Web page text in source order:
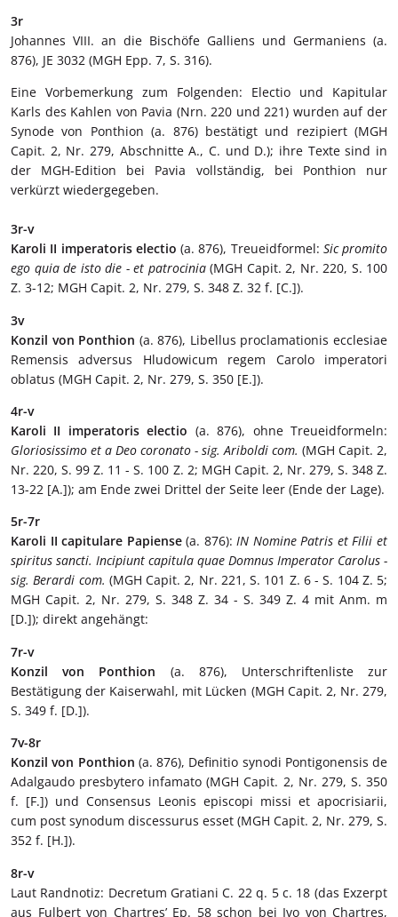
3r
Johannes VIII. an die Bischöfe Galliens und Germaniens (a.
876), JE 3032 (MGH Epp. 7, S. 316).
Eine Vorbemerkung zum Folgenden: Electio und Kapitular
Karls des Kahlen von Pavia (Nrn. 220 und 221) wurden auf der
Synode von Ponthion (a. 876) bestätigt und rezipiert (MGH
Capit. 2, Nr. 279, Abschnitte A., C. und D.); ihre Texte sind in
der MGH-Edition bei Pavia vollständig, bei Ponthion nur
verkürzt wiedergegeben.
3r-v
Karoli II imperatoris electio (a. 876), Treueidformel: Sic promito
ego quia de isto die - et patrocinia(MGH Capit. 2, Nr. 220, S. 100
Z. 3-12; MGH Capit. 2, Nr. 279, S. 348 Z. 32 f. [C.]).
3v
Konzil von Ponthion (a. 876), Libellus proclamationis ecclesiae
Remensis adversus Hludowicum regem Carolo imperatori
oblatus (MGH Capit. 2, Nr. 279, S. 350 [E.]).
4r-v
Karoli II imperatoris electio (a. 876), ohne Treueidformeln:
Gloriosissimo et a Deo coronato - sig. Ariboldi com. (MGH Capit. 2,
Nr. 220, S. 99 Z. 11 - S. 100 Z. 2; MGH Capit. 2, Nr. 279, S. 348 Z.
13-22 [A.]); am Ende zwei Drittel der Seite leer (Ende der Lage).
5r-7r
Karoli II capitulare Papiense(a. 876):IN Nomine Patris et Filii et
spiritus sancti. Incipiunt capitula quae Domnus Imperator Carolus -
sig. Berardi com. (MGH Capit. 2, Nr. 221, S. 101 Z. 6 - S. 104 Z. 5;
MGH Capit. 2, Nr. 279, S. 348 Z. 34 - S. 349 Z. 4 mit Anm. m
[D.]); direkt angehängt:
7r-v
Konzil von Ponthion (a. 876), Unterschriftenliste zur
Bestätigung der Kaiserwahl, mit Lücken (MGH Capit. 2, Nr. 279,
S. 349 f. [D.]).
7v-8r
Konzil von Ponthion (a. 876), Definitio synodi Pontigonensis de
Adalgaudo presbytero infamato (MGH Capit. 2, Nr. 279, S. 350
f. [F.]) und Consensus Leonis episcopi missi et apocrisiarii,
cum post synodum discessurus esset (MGH Capit. 2, Nr. 279, S.
352 f. [H.]).
8r-v
Laut Randnotiz: Decretum Gratiani C. 22 q. 5 c. 18 (das Exzerpt
aus Fulbert von Chartres’ Ep. 58 schon bei Ivo von Chartres,